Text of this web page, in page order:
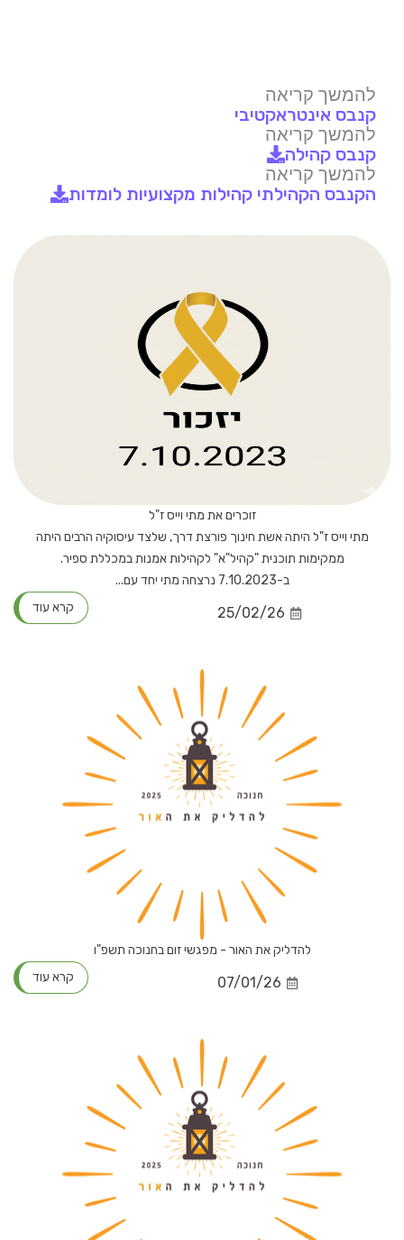
להמשך קריאה
קנבס אינטראקטיבי
להמשך קריאה
קנבס קהילה
להמשך קריאה
הקנבס הקהילתי קהילות מקצועיות לומדות
זוכרים את מתי וייס ז"ל
מתי וייס ז"ל היתה אשת חינוך פורצת דרך, שלצד עיסוקיה הרבים היתה
ממקימות תוכנית "קהיל"א" לקהילות אמנות במכללת ספיר.
ב-7.10.2023 נרצחה מתי יחד עם...
25/02/26 קרא עוד
להדליק את האור - מפגשי זום בחנוכה תשפ"ו
07/01/26 קרא עוד